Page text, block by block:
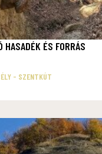
HASADÉK ÉS FORRÁS
- SZENTKÚT